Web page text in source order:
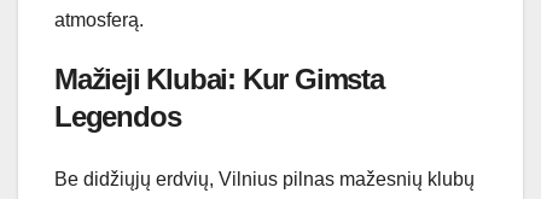
atmosferą.
Mažieji Klubai: Kur Gimsta
Legendos
Be didžiųjų erdvių, Vilnius pilnas mažesnių klubų